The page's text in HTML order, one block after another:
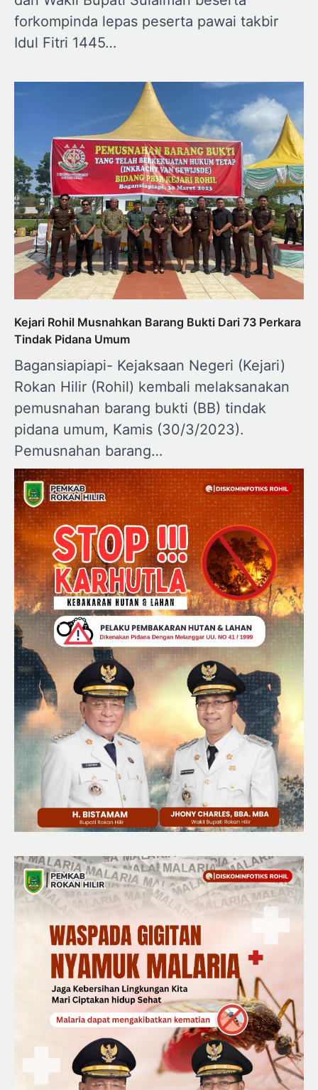
forkompinda lepas peserta pawai takbir
Idul Fitri 1445…
Kejari Rohil Musnahkan Barang Bukti Dari 73 Perkara
Tindak Pidana Umum
Bagansiapiapi- Kejaksaan Negeri (Kejari)
Rokan Hilir (Rohil) kembali melaksanakan
pemusnahan barang bukti (BB) tindak
pidana umum, Kamis (30/3/2023).
Pemusnahan barang…